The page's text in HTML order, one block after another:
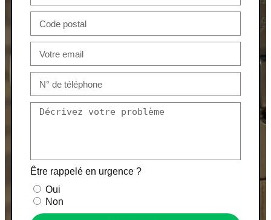
Être rappelé en urgence ?
Oui
Non